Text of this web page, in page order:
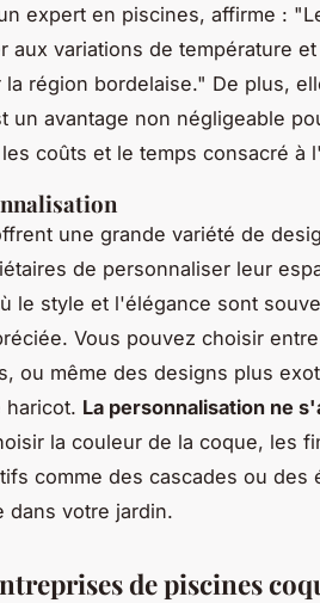
expert en piscines, affirme :
aux variations de température
région bordelaise." De plus,
un avantage non négligeable
coûts et le temps consacré à
une grande variété de
de personnaliser leur
le style et l'élégance sont
Vous pouvez choisir
ou même des designs plus
haricot. La personnalisation ne
la couleur de la coque, les
comme des cascades ou des
dans votre jardin.
de piscines